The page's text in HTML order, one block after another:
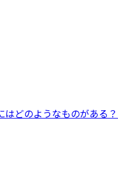
はどのようなものがある